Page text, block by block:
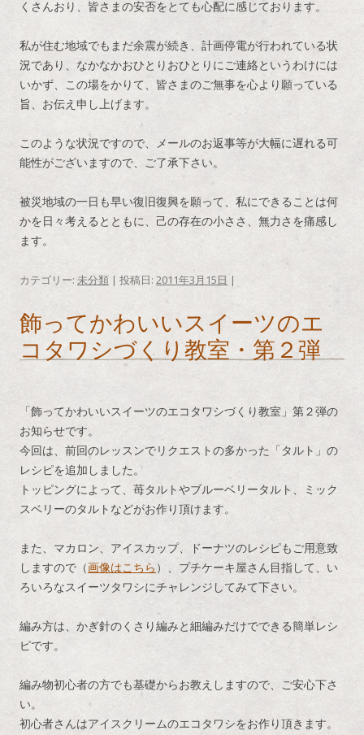
くさんおり、皆さまの安否をとても心配に感じております。
私が住む地域でもまだ余震が続き、計画停電が行われている状
況であり、なかなかおひとりおひとりにご連絡というわけには
いかず、この場をかりて、皆さまのご無事を心より願っている
旨、お伝え申し上げます。
このような状況ですので、メールのお返事等が大幅に遅れる可
能性がございますので、ご了承下さい。
被災地域の一日も早い復旧復興を願って、私にできることは何
かを日々考えるとともに、己の存在の小ささ、無力さを痛感し
ます。
カテゴリー: 未分類 | 投稿日: 2011年3月15日 |
飾ってかわいいスイーツのエ
コタワシづくり教室・第２弾
「飾ってかわいいスイーツのエコタワシづくり教室」第２弾の
お知らせです。
今回は、前回のレッスンでリクエストの多かった「タルト」の
レシピを追加しました。
トッピングによって、苺タルトやブルーベリータルト、ミック
スベリーのタルトなどがお作り頂けます。
また、マカロン、アイスカップ、ドーナツのレシピもご用意致
しますので（画像はこちら ）、プチケーキ屋さん目指して、い
ろいろなスイーツタワシにチャレンジしてみて下さい。
編み方は、かぎ針のくさり編みと細編みだけでできる簡単レシ
ピです。
編み物初心者の方でも基礎からお教えしますので、ご安心下さ
い。
初心者さんはアイスクリームのエコタワシをお作り頂きます。